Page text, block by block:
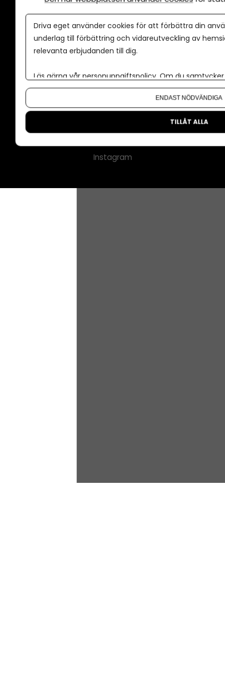
Annonspolicy
Tillgänglighet
Kontakt
Nyhetsbrev
CMS för medier
Instagram
Driva eget använder cookies för att förbättra din
underlag till förbättring och vidareutveckling av
relevanta erbjudanden till dig.
Läs gärna vår personuppgiftspolicy. Om du
Om du vill ändra ditt val i efterhand hittar du den
ENDAST NÖDVÄNDIGA
TILLÅT ALLA